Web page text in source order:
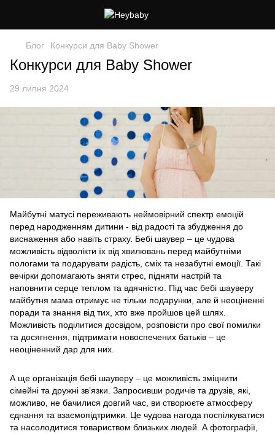
Блог Конкурси для Baby Shower
Конкурси для Baby Shower
29 липня 2024
Майбутні матусі переживають неймовірний спектр емоцій
перед народженням дитини - від радості та збудження до
виснаження або навіть страху. Бебі шаувер – це чудова
можливість відволікти їх від хвилювань перед майбутніми
пологами та подарувати радість, сміх та незабутні емоції. Такі
вечірки допомагають зняти стрес, підняти настрій та
наповнити серце теплом та вдячністю. Під час бебі шауверу
майбутня мама отримує не тільки подарунки, але й неоціненні
поради та знання від тих, хто вже пройшов цей шлях.
Можливість поділитися досвідом, розповісти про свої помилки
та досягнення, підтримати новоспечених батьків – це
неоціненний дар для них.
А ще організація бебі шауверу – це можливість зміцнити
сімейні та дружні зв’язки. Запросивши родичів та друзів, які,
можливо, не бачилися довгий час, ви створюєте атмосферу
єднання та взаємопідтримки. Це чудова нагода поспілкуватися
та насолодитися товариством близьких людей. А фотографії,